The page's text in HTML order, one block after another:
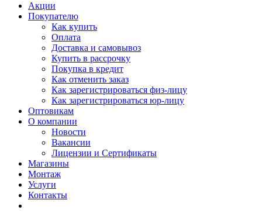
Акции
Покупателю
Как купить
Оплата
Доставка и самовывоз
Купить в рассрочку
Покупка в кредит
Как отменить заказ
Как зарегистрироваться физ-лицу
Как зарегистрироваться юр-лицу
Оптовикам
О компании
Новости
Вакансии
Лицензии и Сертификаты
Магазины
Монтаж
Услуги
Контакты